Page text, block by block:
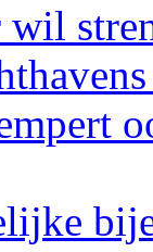
wil